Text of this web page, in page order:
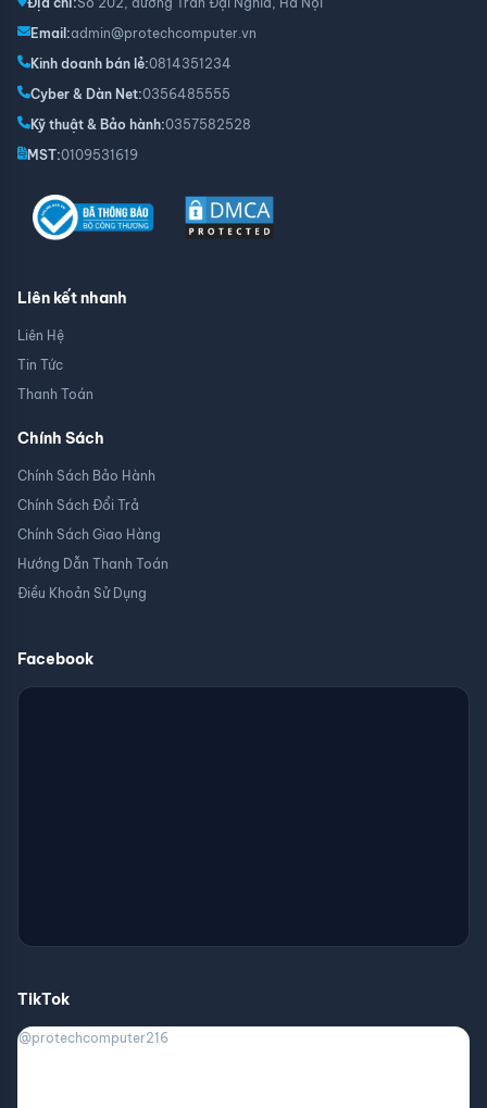
Email:admin@protechcomputer.vn
Kinh doanh bán lẻ:0814351234
Cyber & Dàn Net:0356485555
Kỹ thuật & Bảo hành:0357582528
MST:0109531619
Liên kết nhanh
Liên Hệ
Tin Tức
Thanh Toán
Chính Sách
Chính Sách Bảo Hành
Chính Sách Đổi Trả
Chính Sách Giao Hàng
Hướng Dẫn Thanh Toán
Điều Khoản Sử Dụng
Facebook
TikTok
@protechcomputer216